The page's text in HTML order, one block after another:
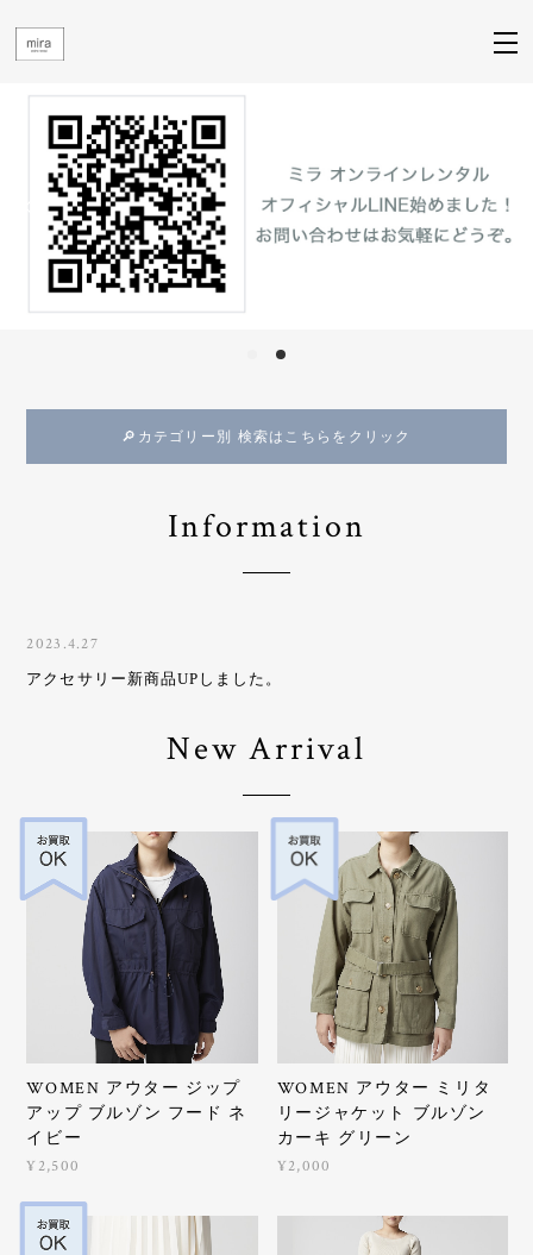
🔎カテゴリー別 検索はこちらをクリック
Information
2023.4.27
アクセサリー新商品UPしました。
New Arrival
WOMEN アウター ジップ
アップ ブルゾン フード ネ
イビー
¥2,500
WOMEN アウター ミリタ
リージャケット ブルゾン
カーキ グリーン
¥2,000